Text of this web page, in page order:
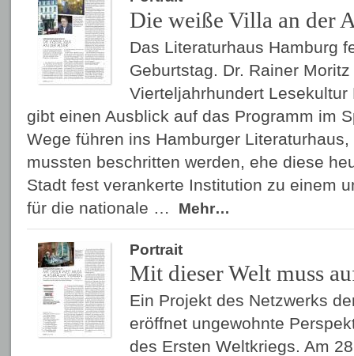
Die weiße Villa an der
Das Literaturhaus Hamburg
Geburtstag. Dr. Rainer
Vierteljahrhundert
gibt einen Ausblick auf das Programm im
Wege führen ins Hamburger
mussten beschritten werden, ehe diese
Stadt fest verankerte Institution zu einem
für die nationale …
Mehr…
Portrait
Mit dieser Welt muss
Ein Projekt des Netzwerks
eröffnet ungewohnte
des Ersten Weltkriegs. Am